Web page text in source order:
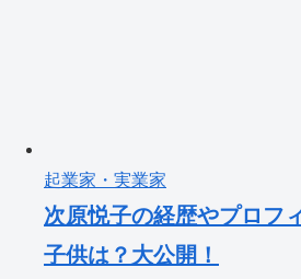
起業家・実業家
次原悦子の経歴やプロフ
子供は？大公開！